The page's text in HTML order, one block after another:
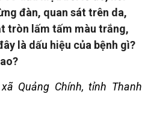
đàn, quan sát trên da,
tròn lấm tấm màu trắng,
là dấu hiệu của bệnh gì?
Quảng Chính, tỉnh Thanh